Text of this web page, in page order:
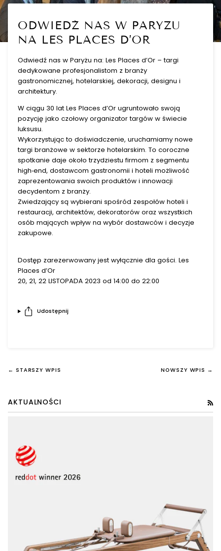
ODWIEDŹ NAS W PARYŻU
NA LES PLACES D’OR
Odwiedź nas w Paryżu na: Les Places d’Or – targi
dedykowane profesjonalistom z branży
gastronomicznej, hotelarskiej, dekoracji, designu i
architektury.
W ciągu 30 lat Les Places d’Or ugruntowało swoją
pozycję jako czołowy organizator targów w świecie
luksusu.
Wykorzystując to doświadczenie, uruchamiamy nowe
targi branżowe w sektorze hotelarskim. To coroczne
spotkanie daje około trzydziestu firmom z segmentu
high‑end, dostawcom gastronomii i hoteli możliwość
zaprezentowania swoich produktów i innowacji
decydentom z branży.
Zwiedzający są wybierani spośród zespołów hoteli i
restauracji, architektów, dekoratorów oraz wszystkich
osób mających wpływ na wybór dostawców i decyzje
zakupowe.
Dostęp zarezerwowany jest wyłącznie dla gości. Les
Places d’Or
20, 21, 22 LISTOPADA 2023 od 14:00 do 22:00
Udostępnij
← STARSZY WPIS NOWSZY WPIS →
AKTUALNOŚCI